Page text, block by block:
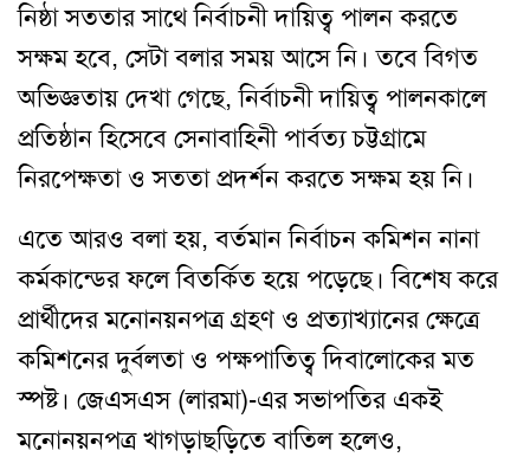
নিষ্ঠা সততার সাথে নির্বাচনী দায়িত্ব পালন করতে
সক্ষম হবে, সেটা বলার সময় আসে নি। তবে বিগত
অভিজ্ঞতায় দেখা গেছে, নির্বাচনী দায়িত্ব পালনকালে
প্রতিষ্ঠান হিসেবে সেনাবাহিনী পার্বত্য চট্টগ্রামে
নিরপেক্ষতা ও সততা প্রদর্শন করতে সক্ষম হয় নি।
এতে আরও বলা হয়, বর্তমান নির্বাচন কমিশন নানা
কর্মকান্ডের ফলে বিতর্কিত হয়ে পড়েছে। বিশেষ করে
প্রার্থীদের মনোনয়নপত্র গ্রহণ ও প্রত্যাখ্যানের ক্ষেত্রে
কমিশনের দুর্বলতা ও পক্ষপাতিত্ব দিবালোকের মত
স্পষ্ট। জেএসএস (লারমা)-এর সভাপতির একই
মনোনয়নপত্র খাগড়াছড়িতে বাতিল হলেও,